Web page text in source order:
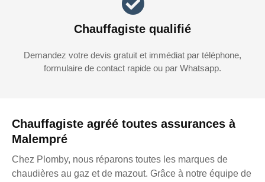
Chauffagiste agréé toutes assurances à
Malempré
Chez Plomby, nous réparons toutes les marques de
chaudières au gaz et de mazout. Grâce à notre équipe de
Chauffagiste qualifié
Demandez votre devis gratuit et immédiat par téléphone,
formulaire de contact rapide ou par Whatsapp.